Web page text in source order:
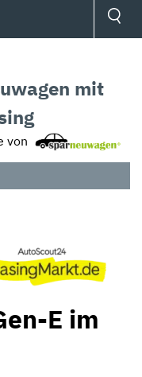
mit
von
E im